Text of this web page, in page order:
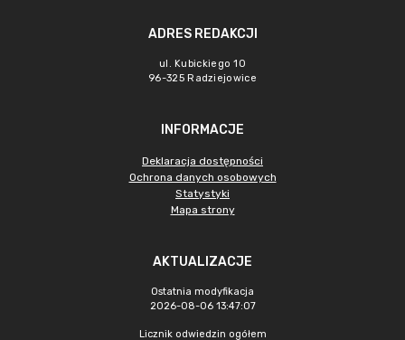
ADRES REDAKCJI
ul. Kubickiego 10
96-325 Radziejowice
INFORMACJE
Deklaracja dostępności
Ochrona danych osobowych
Statystyki
Mapa strony
AKTUALIZACJE
Ostatnia modyfikacja
2026-08-06 13:47:07
Licznik odwiedzin ogółem